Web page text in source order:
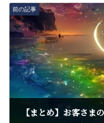
前の記事
【まとめ】お客さま